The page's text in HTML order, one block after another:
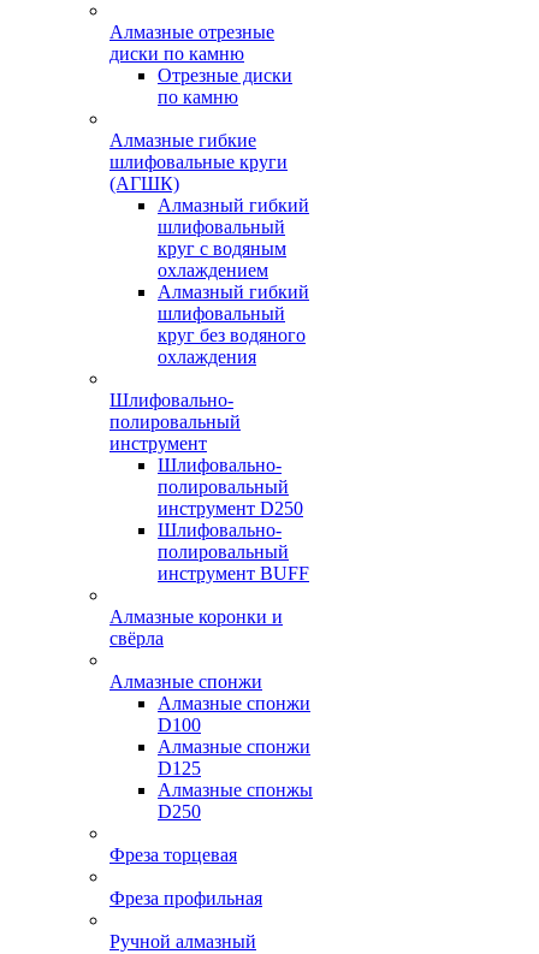
Алмазные отрезные
диски по камню
Отрезные диски
по камню
Алмазные гибкие
шлифовальные круги
(АГШК)
Алмазный гибкий
шлифовальный
круг с водяным
охлаждением
Алмазный гибкий
шлифовальный
круг без водяного
охлаждения
Шлифовально-
полировальный
инструмент
Шлифовально-
полировальный
инструмент D250
Шлифовально-
полировальный
инструмент BUFF
Алмазные коронки и
свёрла
Алмазные спонжи
Алмазные спонжи
D100
Алмазные спонжи
D125
Алмазные спонжы
D250
Фреза торцевая
Фреза профильная
Ручной алмазный